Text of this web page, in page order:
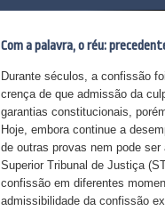
Com a palavra, o réu:
Durante séculos, a confissão foi considerada a "rainha das provas" no processo penal – expressão que refletia a crença de que admissão da culpa pelo acusado era a prova mais segura da prática do crime. A consolidação das garantias constitucionais, porém, transformou profundamente a forma como o direito passou a enxergar esse ato. Hoje, embora continue a desempenhar papel relevante na apuração dos fatos, a confissão não dispensa a produção de outras provas nem pode ser admitida quando obtida à margem dos direitos fundamentais. Nos últimos anos, o Superior Tribunal de Justiça (STJ) consolidou uma série de entendimentos sobre os limites e os efeitos da confissão em diferentes momentos da persecução penal. Entre outras questões, a corte definiu requisitos para a admissibilidade da confissão extrajudicial, afastou seu uso como fundamento exclusivo para condenações, examinou sua relação com o acordo de não persecução penal (ANPP) e ampliou a incidência da atenuante da confissão espontânea na dosimetria da pena.Nesses precedentes, a jurisprudência do tribunal tem ratificado que a busca da verdade no processo penal deve caminhar lado a lado com a proteção dos direitos e das garantias inpiduais. Confira a seguir alguns dos principais julgados sobre o tema.Confissão extrajudicial só é admissível se formal e documentadaNo julgamento do AREsp 2.123.334, a Terceira Seção decidiu que a confissão extrajudicial somente será admitida no processo penal se feita formalmente e de maneira documentada, dentro de uma instalação pública e oficial. Para o colegiado, a inadmissibilidade permanece mesmo que a acusação tente introduzir a prova por outros meios, como ocorre quando um policial depõe em juízo alegando que o réu confessou informalmente a prática do crime (depoimento indireto).O relator do caso, ministro Ribeiro Dantas, citou dados alarmantes de violência e maus-tratos por parte de policiais, para concluir que a confissão extrajudicial é colhida no momento de maior risco de ocorrência da chamada tortura-prova, pois o investigado está nas mãos da polícia, sem que existam atualmente mecanismos de controle efetivo para preveni-la. "O momento de maior fragilidade pessoal e jurídica do investigado é quando acontece sua prisão, longe dos olhares de qualquer instituição estatal – a não ser aquela própria que efetuou sua prisão – e à míngua de mecanismos reais de controle", afirmou o ministro. Segundo Ribeiro Dantas, a confissão obtida informalmente e fora do juízo, por estar sujeita a atos de violência praticados por agentes do Estado, tem baixíssima confiabilidade tanto sob a perspectiva de sua "vocação epistêmica" – isto é, de sua aptidão para demonstrar a veracidade do